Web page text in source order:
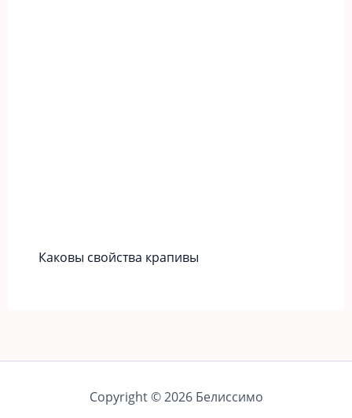
Каковы свойства крапивы
Copyright © 2026 Белиссимо